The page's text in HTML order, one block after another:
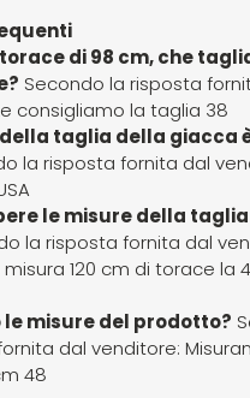
di 98 cm, che
Secondo la risposta
consigliamo la taglia 38
taglia della giacca è
la risposta fornita dal
le misure della taglia
la risposta fornita dal
120 cm di torace la
le misure del prodotto?
dal venditore:
48